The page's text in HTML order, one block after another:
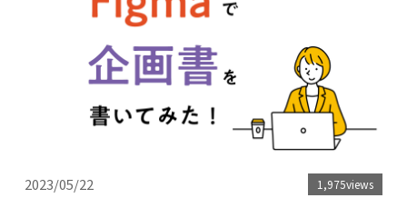
2023/05/22 1,975views